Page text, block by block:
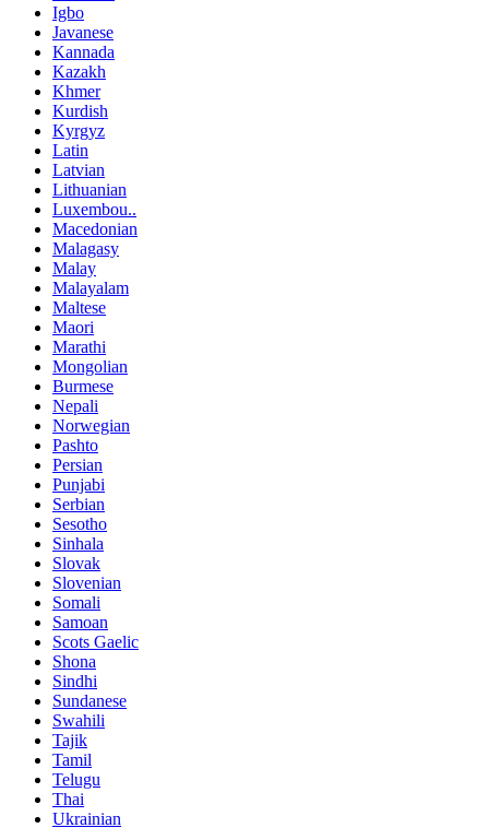
Igbo
Javanese
Kannada
Kazakh
Khmer
Kurdish
Kyrgyz
Latin
Latvian
Lithuanian
Luxembou..
Macedonian
Malagasy
Malay
Malayalam
Maltese
Maori
Marathi
Mongolian
Burmese
Nepali
Norwegian
Pashto
Persian
Punjabi
Serbian
Sesotho
Sinhala
Slovak
Slovenian
Somali
Samoan
Scots Gaelic
Shona
Sindhi
Sundanese
Swahili
Tajik
Tamil
Telugu
Thai
Ukrainian